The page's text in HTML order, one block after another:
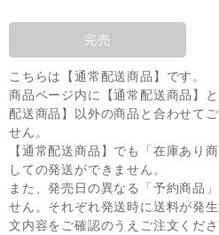
完売
こちらは【通常配送商品】です。
商品ページ内に【通常配送商品】
配送商品】以外の商品と合わせて
せん。
【通常配送商品】でも「在庫あり
しての発送ができません。
また、発売日の異なる「予約商品
せん。それぞれ発送時に送料が発
文内容をご確認のうえご注文くださ